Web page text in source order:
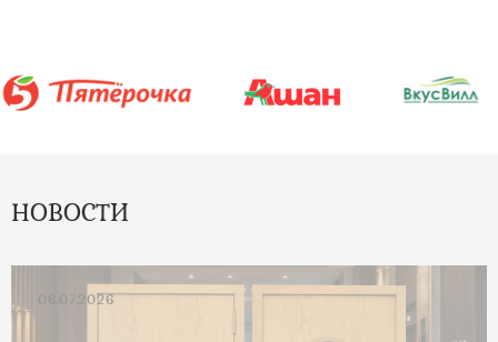
НОВОСТИ
06.07.2026